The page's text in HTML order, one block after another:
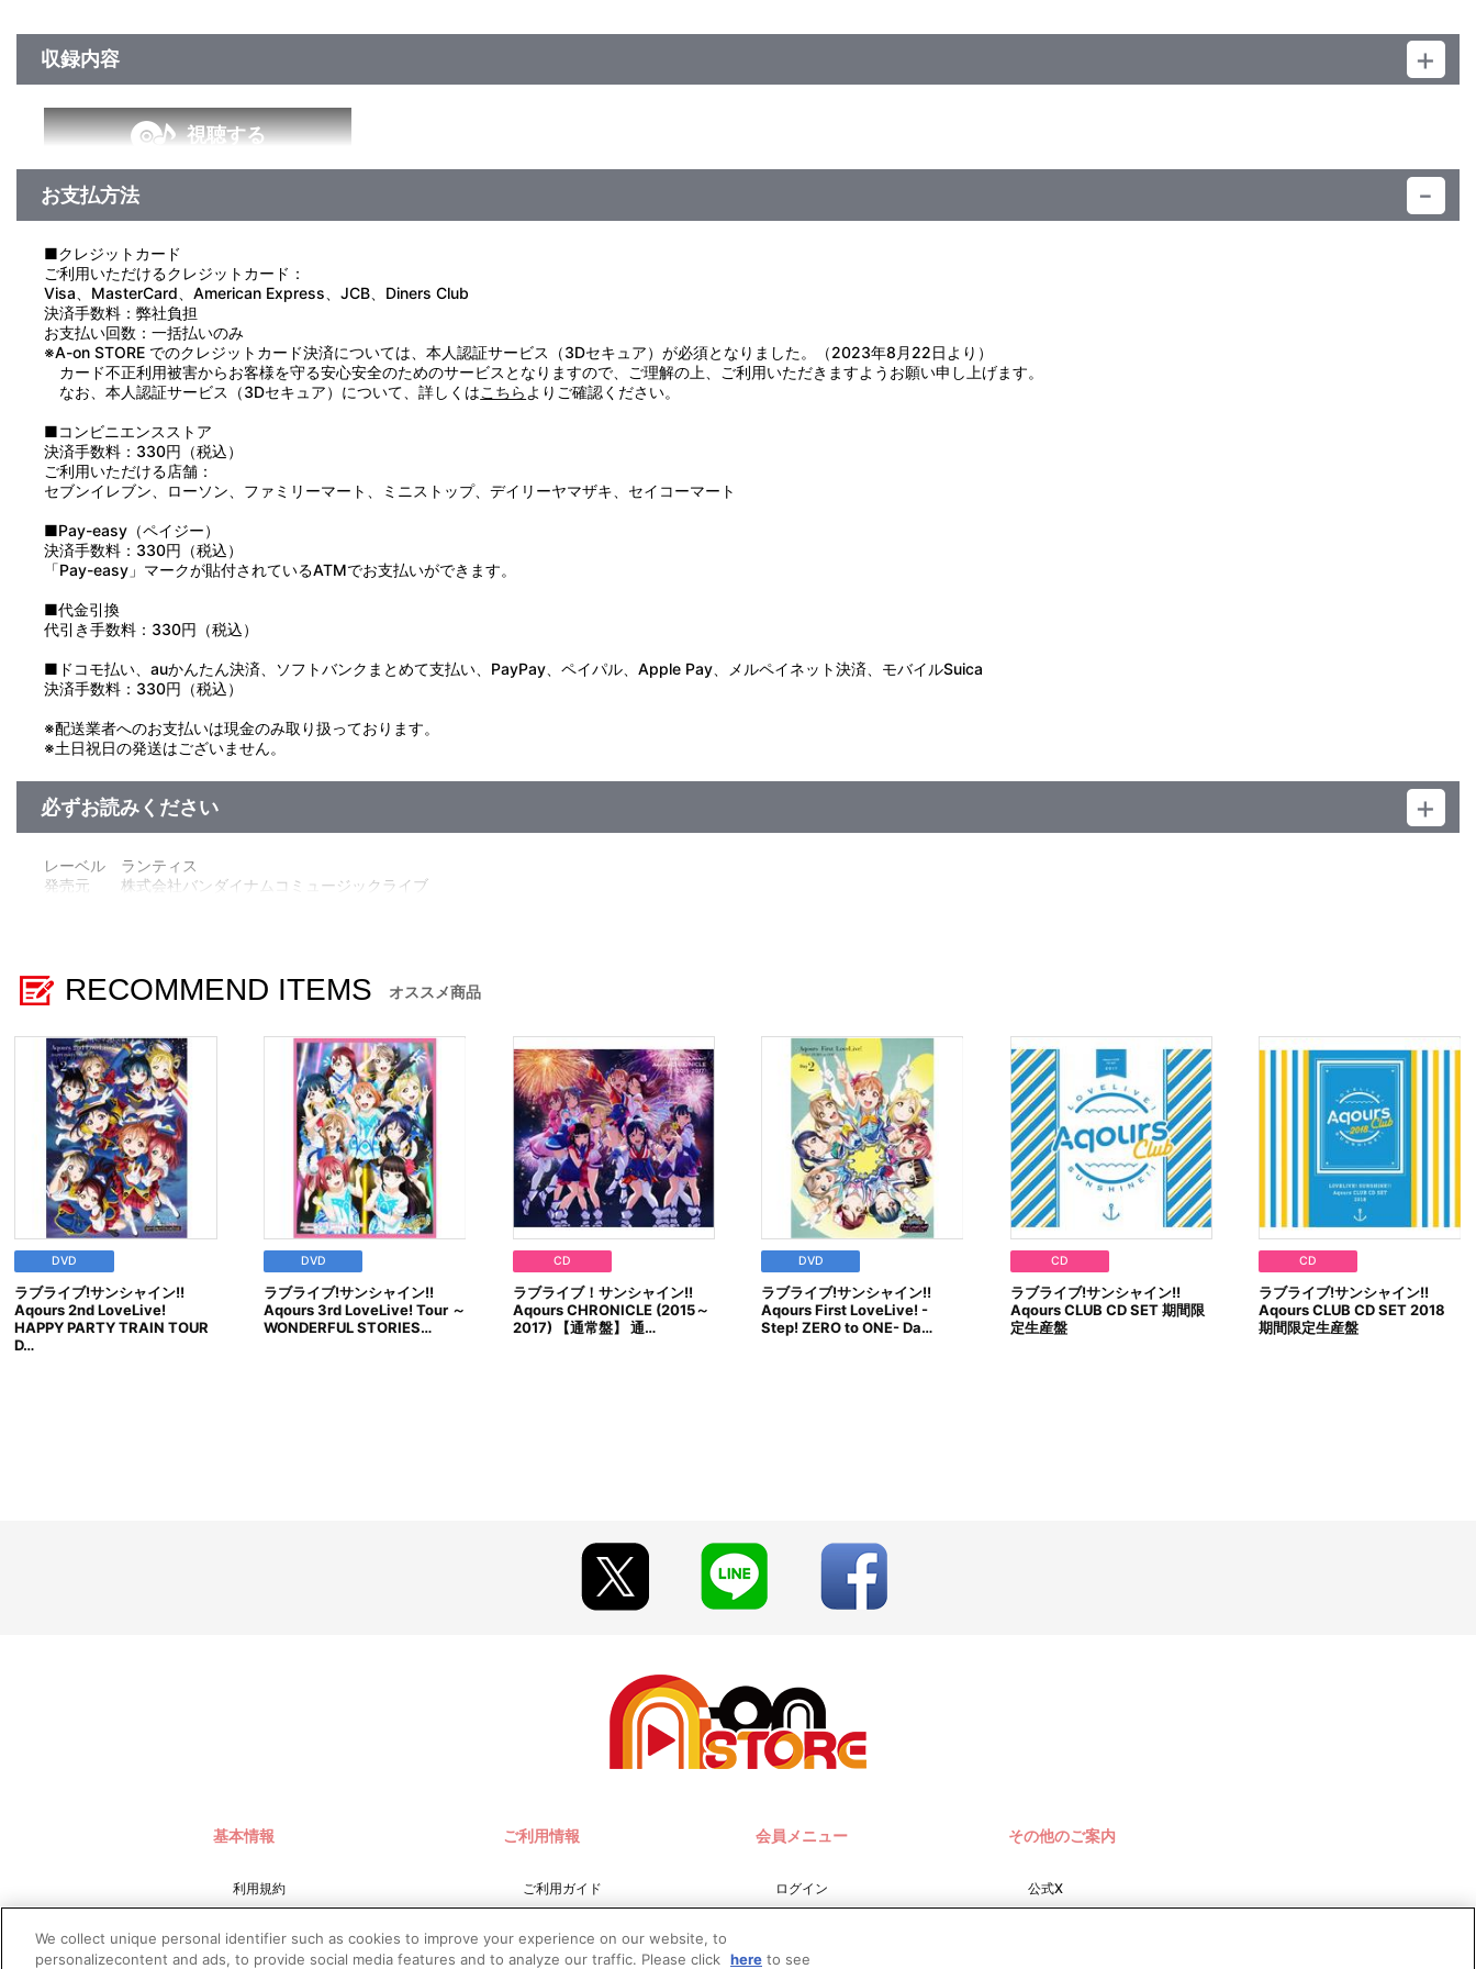
収録内容
視聴する
お支払方法
■クレジットカード
ご利用いただけるクレジットカード：
Visa、MasterCard、American Express、JCB、Diners Club
決済手数料：弊社負担
お支払い回数：一括払いのみ
※A-on STORE でのクレジットカード決済については、本人認証サービス（3Dセキュア）が必須となりました。（2023年8月22日より）
カード不正利用被害からお客様を守る安心安全のためのサービスとなりますので、ご理解の上、ご利用いただきますようお願い申し上げます。
なお、本人認証サービス（3Dセキュア）について、詳しくはこちら よりご確認ください。
■コンビニエンスストア
決済手数料：330円（税込）
ご利用いただける店舗：
セブンイレブン、ローソン、ファミリーマート、ミニストップ、デイリーヤマザキ、セイコーマート
■Pay-easy（ペイジー）
決済手数料：330円（税込）
「Pay-easy」マークが貼付されているATMでお支払いができます。
■代金引換
代引き手数料：330円（税込）
■ドコモ払い、auかんたん決済、ソフトバンクまとめて支払い、PayPay、ペイパル、Apple Pay、メルペイネット決済、モバイルSuica
決済手数料：330円（税込）
※配送業者へのお支払いは現金のみ取り扱っております。
※土日祝日の発送はございません。
必ずお読みください
レーベル ランティス
発売元 株式会社バンダイナムコミュージックライブ
RECOMMEND ITEMS オススメ商品
DVD
ラブライブ!サンシャイン!!
Aqours 2nd LoveLive!
HAPPY PARTY TRAIN TOUR
D…
DVD
ラブライブ!サンシャイン!!
Aqours 3rd LoveLive! Tour ～
WONDERFUL STORIES…
CD
ラブライブ！サンシャイン!!
Aqours CHRONICLE (2015～
2017) 【通常盤】 通…
DVD
ラブライブ!サンシャイン!!
Aqours First LoveLive! -
Step! ZERO to ONE- Da…
CD
ラブライブ!サンシャイン!!
Aqours CLUB CD SET 期間限
定生産盤
CD
ラブライブ!サンシャイン!!
Aqours CLUB CD SET 2018
期間限定生産盤
基本情報
利用規約
プライバシーポリシー
ご利用情報
ご利用ガイド
お問い合わせ
会員メニュー
ログイン
新規会員登録
その他のご案内
公式X
We collect unique personal identifier such as cookies to improve your experience on our website, to
personalizecontent and ads, to provide social media features and to analyze our traffic. Please click here to see